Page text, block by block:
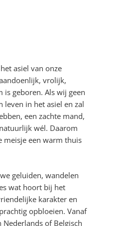
asiel van onze
vrolijk,
geboren. Als wij geen
in het asiel en zal
een zachte mand,
wél. Daarom
meisje een warm thuis
geluiden, wandelen
wat hoort bij het
karakter en
opbloeien. Vanaf
of Belgisch